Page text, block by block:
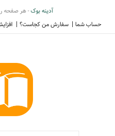
آدینه بوک- هر صفحه
حساب شما
سفارش من کجاست؟